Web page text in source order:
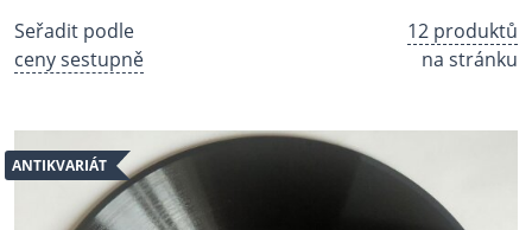
Seřadit podle
ceny sestupně
12 produktů
na stránku
ANTIKVARIÁT